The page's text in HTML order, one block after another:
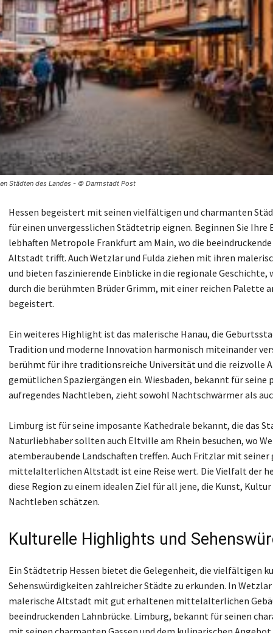
Städten des Landes - © Darmstadt Post
Hessen begeistert mit seinen vielfältigen und charmanten
für einen unvergesslichen Städtetrip eignen. Beginnen Sie Ihre
lebhaften Metropole Frankfurt am Main, wo die
Altstadt trifft. Auch Wetzlar und Fulda ziehen mit ihren
und bieten faszinierende Einblicke in die regionale Geschichte,
durch die berühmten Brüder Grimm, mit einer reichen Palette
begeistert.
Ein weiteres Highlight ist das malerische Hanau, die
Tradition und moderne Innovation harmonisch miteinander
berühmt für ihre traditionsreiche Universität und die reizvolle
gemütlichen Spaziergängen ein. Wiesbaden, bekannt für seine
aufregendes Nachtleben, zieht sowohl Nachtschwärmer als
Limburg ist für seine imposante Kathedrale bekannt, die das
Naturliebhaber sollten auch Eltville am Rhein besuchen, wo
atemberaubende Landschaften treffen. Auch Fritzlar mit
mittelalterlichen Altstadt ist eine Reise wert. Die Vielfalt der
diese Region zu einem idealen Ziel für all jene, die Kunst,
Nachtleben schätzen.
Kulturelle Highlights und
Ein Städtetrip Hessen bietet die Gelegenheit, die vielfältigen
Sehenswürdigkeiten zahlreicher Städte zu erkunden. In
malerische Altstadt mit gut erhaltenen mittelalterlichen
beeindruckenden Lahnbrücke. Limburg, bekannt für seinen